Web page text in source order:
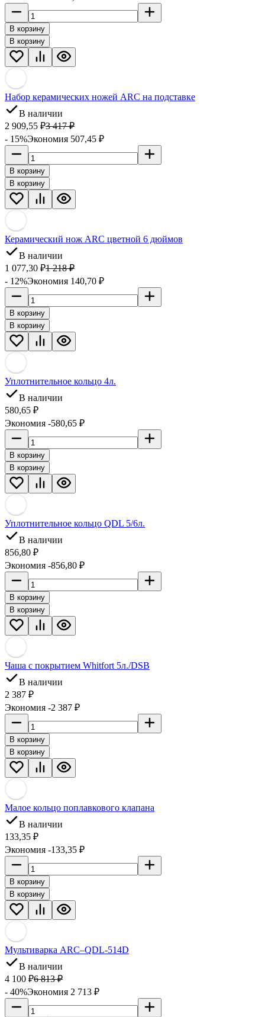
В корзину
В корзину
Набор керамических ножей ARC на подставке
В наличии
2 909,55 ₽3 417₽
- 15%Экономия 507,45 ₽
В корзину
В корзину
Керамический нож ARC цветной 6 дюймов
В наличии
1 077,30 ₽1 218₽
- 12%Экономия 140,70 ₽
В корзину
В корзину
Уплотнительное кольцо 4л.
В наличии
580,65 ₽
Экономия -580,65 ₽
В корзину
В корзину
Уплотнительное кольцо QDL 5/6л.
В наличии
856,80 ₽
Экономия -856,80 ₽
В корзину
В корзину
Чaшa c покрытием Whitfort 5л./DSB
В наличии
2 387 ₽
Экономия -2 387 ₽
В корзину
В корзину
Малое кольцо поплавкового клапана
В наличии
133,35 ₽
Экономия -133,35 ₽
В корзину
В корзину
Мультиварка ARC–QDL-514D
В наличии
4 100 ₽6 813₽
- 40%Экономия 2 713 ₽